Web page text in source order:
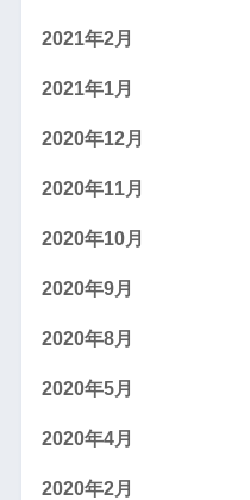
2021年2月
2021年1月
2020年12月
2020年11月
2020年10月
2020年9月
2020年8月
2020年5月
2020年4月
2020年2月